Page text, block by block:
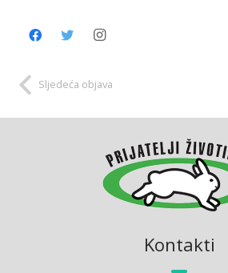
Sljedeća objava
Kontakti